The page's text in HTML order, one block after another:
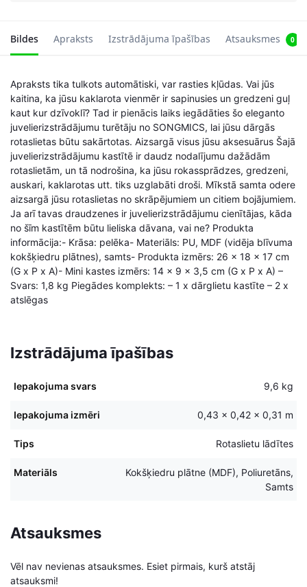
Bildes Apraksts Izstrādājuma īpašības Atsauksmes 0
Apraksts tika tulkots automātiski, var rasties kļūdas. Vai jūs
kaitina, ka jūsu kaklarota vienmēr ir sapinusies un gredzeni guļ
kaut kur dzīvoklī? Tad ir pienācis laiks iegādāties šo eleganto
juvelierizstrādājumu turētāju no SONGMICS, lai jūsu dārgās
rotaslietas būtu sakārtotas. Aizsargā visus jūsu aksesuārus Šajā
juvelierizstrādājumu kastītē ir daudz nodalījumu dažādām
rotaslietām, un tā nodrošina, ka jūsu rokassprādzes, gredzeni,
auskari, kaklarotas utt. tiks uzglabāti droši. Mīkstā samta odere
aizsargā jūsu rotaslietas no skrāpējumiem un citiem bojājumiem.
Ja arī tavas draudzenes ir juvelierizstrādājumu cienītājas, kāda
no šīm kastītēm būtu lieliska dāvana, vai ne? Produkta
informācija:- Krāsa: pelēka- Materiāls: PU, MDF (vidēja blīvuma
kokšķiedru plātnes), samts- Produkta izmērs: 26 x 18 x 17 cm
(G x P x A)- Mini kastes izmērs: 14 x 9 x 3,5 cm (G x P x A) –
Svars: 1,8 kg Piegādes komplekts: – 1 x dārglietu kastīte – 2 x
atslēgas
Izstrādājuma īpašības
Iepakojuma svars 9,6 kg
Iepakojuma izmēri 0,43 × 0,42 × 0,31 m
Tips Rotaslietu lādītes
Materiāls
Kokšķiedru plātne (MDF), Poliuretāns,
Samts
Atsauksmes
Vēl nav nevienas atsauksmes. Esiet pirmais, kurš atstāj
atsauksmi!